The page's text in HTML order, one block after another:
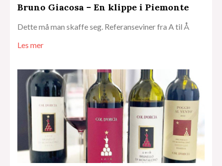
Bruno Giacosa – En klippe i Piemonte
Dette må man skaffe seg. Referanseviner fra A til Å
Les mer